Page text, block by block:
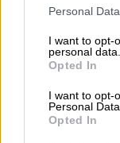
Please note that
not limited to your
grant or deny
use your data for
consent section.
Personal
I want to opt-
personal data.
Opted In
I want to opt-
Personal Data.
Opted In
που
Τι πρέπει να